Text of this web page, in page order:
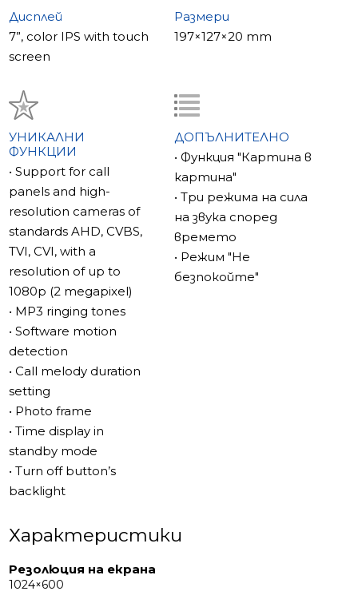
Дисплей
7”, color IPS with touch
screen
Размери
197×127×20 mm
УНИКАЛНИ
ФУНКЦИИ
• Support for call
panels and high-
resolution cameras of
standards AHD, CVBS,
TVI, CVI, with a
resolution of up to
1080p (2 megapixel)
• MP3 ringing tones
• Software motion
detection
• Call melody duration
setting
• Photo frame
• Time display in
standby mode
• Turn off button’s
backlight
ДОПЪЛНИТЕЛНО
• Функция "Картина в
картина"
• Три режима на сила
на звука според
времето
• Режим "Не
безпокойте"
Характеристики
Резолюция на екрана
1024×600